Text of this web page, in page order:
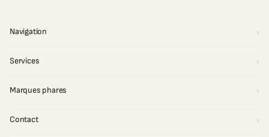
Navigation
Services
Marques phares
Contact